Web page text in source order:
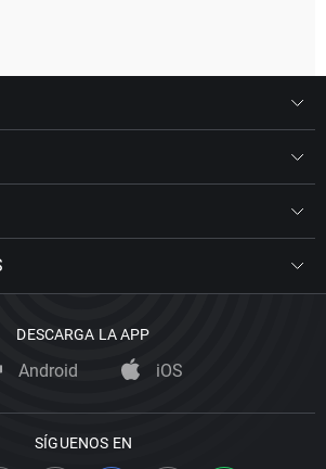
DESCARGA LA APP
Android iOS
SÍGUENOS EN